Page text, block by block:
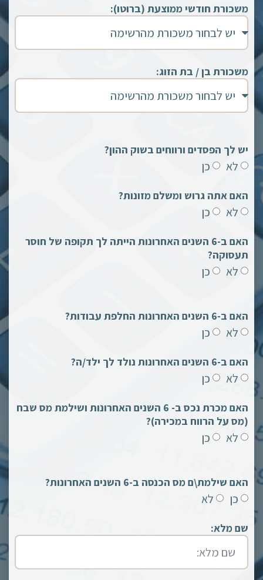
משכורת חודשי ממוצעת (ברוטו):
משכורת בן / בת הזוג:
יש לך הפסדים ורווחים בשוק ההון?
לא כן
האם אתה גרוש ומשלם מזונות?
לא כן
האם ב-6 השנים האחרונות הייתה לך תקופה של חוסר
תעסוקה?
לא כן
האם ב-6 השנים האחרונות החלפת עבודות?
לא כן
האם ב-6 השנים האחרונות נולד לך ילד/ה?
לא כן
האם מכרת נכס ב- 6 השנים האחרונות ושילמת מס שבח
(מס על הרווח במכירה)?
לא כן
האם שילמת\ם מס הכנסה ב-6 השנים האחרונות?
כן לא
שם מלא: